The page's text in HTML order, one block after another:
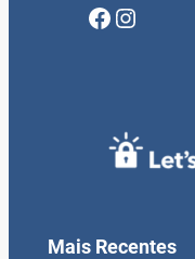
Facebook Instagram
Mais Recentes